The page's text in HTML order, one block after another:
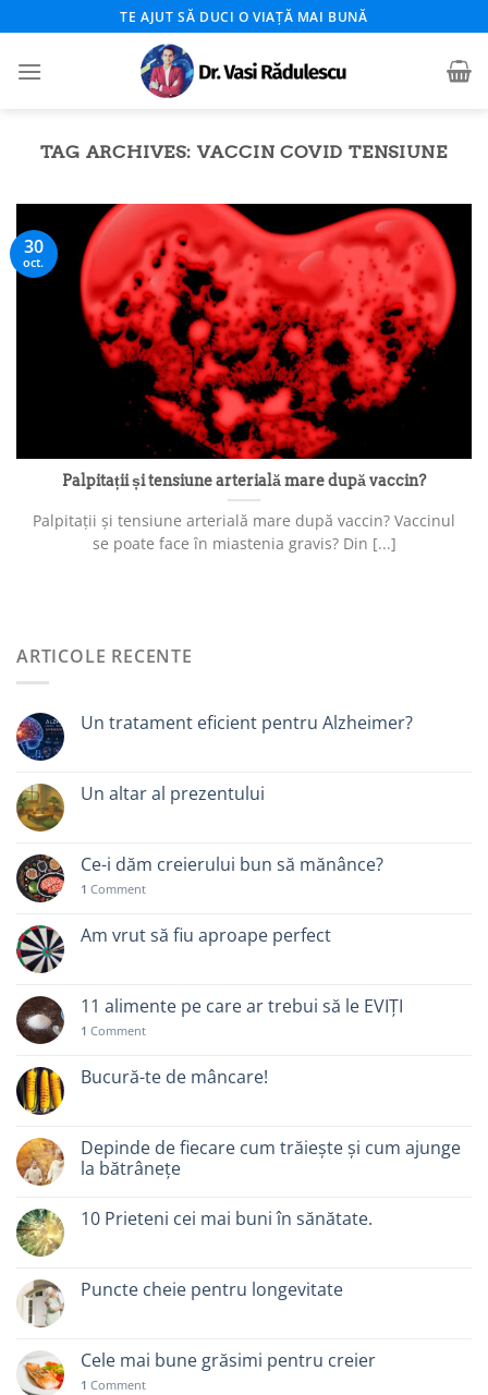
to
content
TE AJUT SĂ DUCI O VIAȚĂ MAI BUNĂ
TAG ARCHIVES: VACCIN COVID TENSIUNE
Palpitații și tensiune arterială mare după vaccin?
Palpitații și tensiune arterială mare după vaccin? Vaccinul
se poate face în miastenia gravis? Din [...]
30
oct.
ARTICOLE RECENTE
Un tratament eficient pentru Alzheimer?
Un altar al prezentului
Ce-i dăm creierului bun să mănânce?
1 Comment
Am vrut să fiu aproape perfect
11 alimente pe care ar trebui să le EVIȚI
1 Comment
Bucură-te de mâncare!
Depinde de fiecare cum trăiește și cum ajunge
la bătrânețe
10 Prieteni cei mai buni în sănătate.
Puncte cheie pentru longevitate
Cele mai bune grăsimi pentru creier
1 Comment